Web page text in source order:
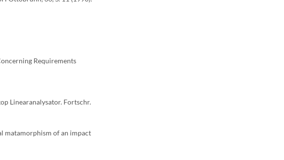
Requirements
Linearanalysator. Fortschr.
matamorphism of an impact